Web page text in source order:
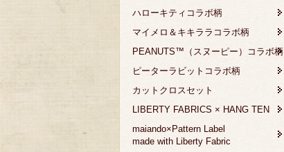
ハローキティコラボ柄
マイメロ＆キキララコラボ柄
PEANUTS™（スヌーピー）コラボ柄
ピーターラビットコラボ柄
カットクロスセット
LIBERTY FABRICS × HANG TEN
maiando×Pattern Label
made with Liberty Fabric